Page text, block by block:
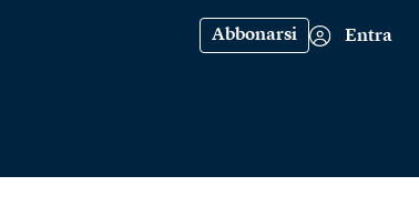
Abbonarsi Entra